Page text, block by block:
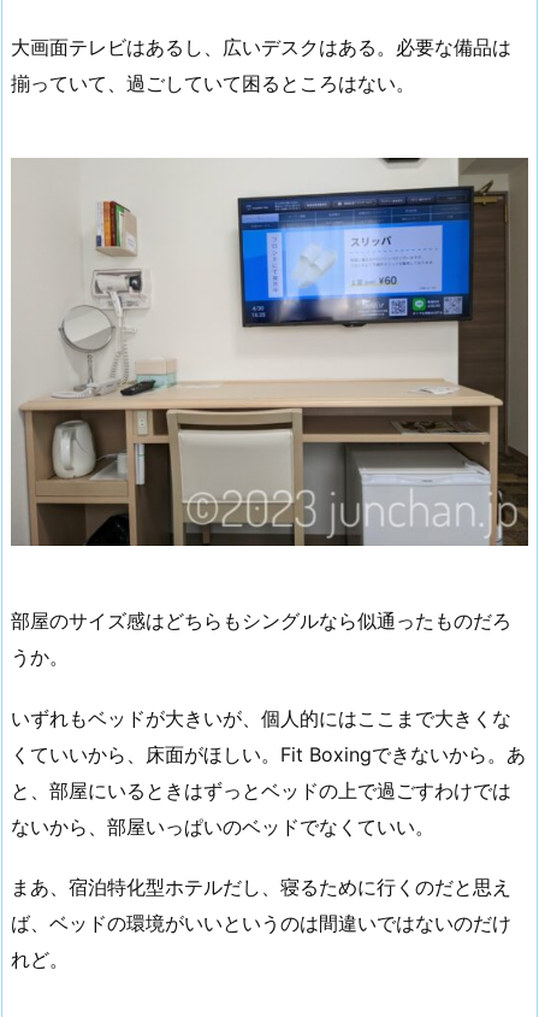
大画面テレビはあるし、広いデスクはある。必要な備品は
揃っていて、過ごしていて困るところはない。
部屋のサイズ感はどちらもシングルなら似通ったものだろ
うか。
いずれもベッドが大きいが、個人的にはここまで大きくな
くていいから、床面がほしい。Fit Boxingできないから。あ
と、部屋にいるときはずっとベッドの上で過ごすわけでは
ないから、部屋いっぱいのベッドでなくていい。
まあ、宿泊特化型ホテルだし、寝るために行くのだと思え
ば、ベッドの環境がいいというのは間違いではないのだけ
れど。